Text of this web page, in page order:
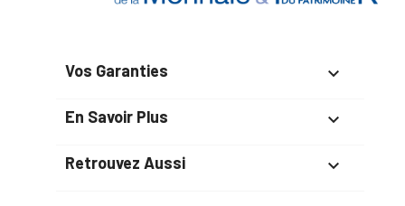
Vos Garanties 
En Savoir Plus 
Retrouvez Aussi 